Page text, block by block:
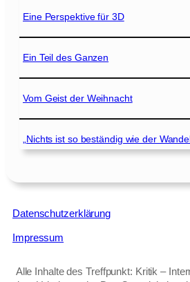
Eine Perspektive für 3D
Ein Teil des Ganzen
Vom Geist der Weihnacht
„Nichts ist so beständig wie der
Datenschutzerklärung
Impressum
Alle Inhalte des Treffpunkt: Kritik –